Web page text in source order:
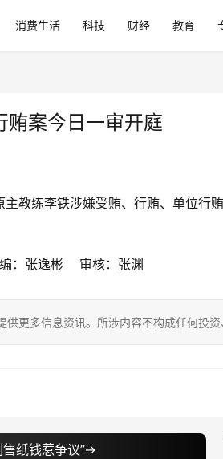
消费生活 科技 财经 教育
贿案今日一审开庭
教练李铁涉嫌受贿、行贿、单位行
：张逸彬    审核：张渊
供更多信息资讯。所涉内容不构成任何投
售纸钱惹争议”→